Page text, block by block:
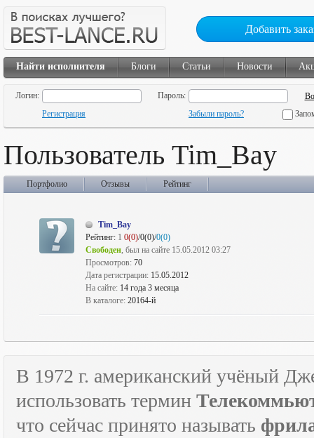
Добавить
Найти исполнителя Блоги Статьи Новости
Логин:
Пароль:
Регистрация
Забыли пароль?
Пользователь Tim_Bay
Портфолио Отзывы Рейтинг
Tim_Bay
Рейтинг: 1 0(0)/0(0)/0(0)
Свободен, был на сайте 15.05.2012 03:27
Просмотров: 70
Дата регистрации: 15.05.2012
На сайте: 14 года 3 месяца
В каталоге: 20164-й
В 1972 г. американский учёный
использовать термин
что сейчас принято называть